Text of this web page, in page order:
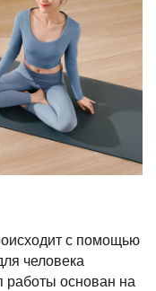
с помощью
человека
работы основан на